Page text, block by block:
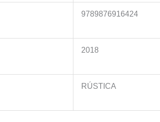
9789876916424
2018
RÚSTICA